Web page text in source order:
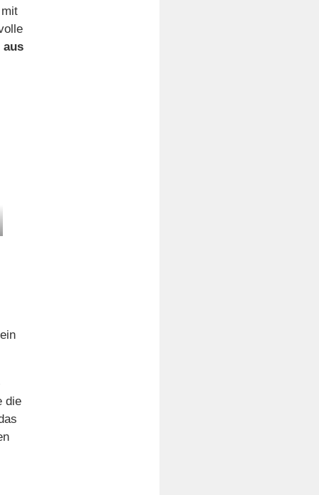
aus
die